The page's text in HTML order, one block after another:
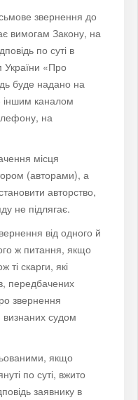
звернення до
вимогам Закону, на
по суті в
України «Про
буде надано на
іншим каналом
на
місця
(авторами), а
авторство,
не підлягає.
від одного й
ж питання, якщо
ті скарги, які
передбачених
звернення
визнаних судом
якщо
по суті, вжито
заявнику в